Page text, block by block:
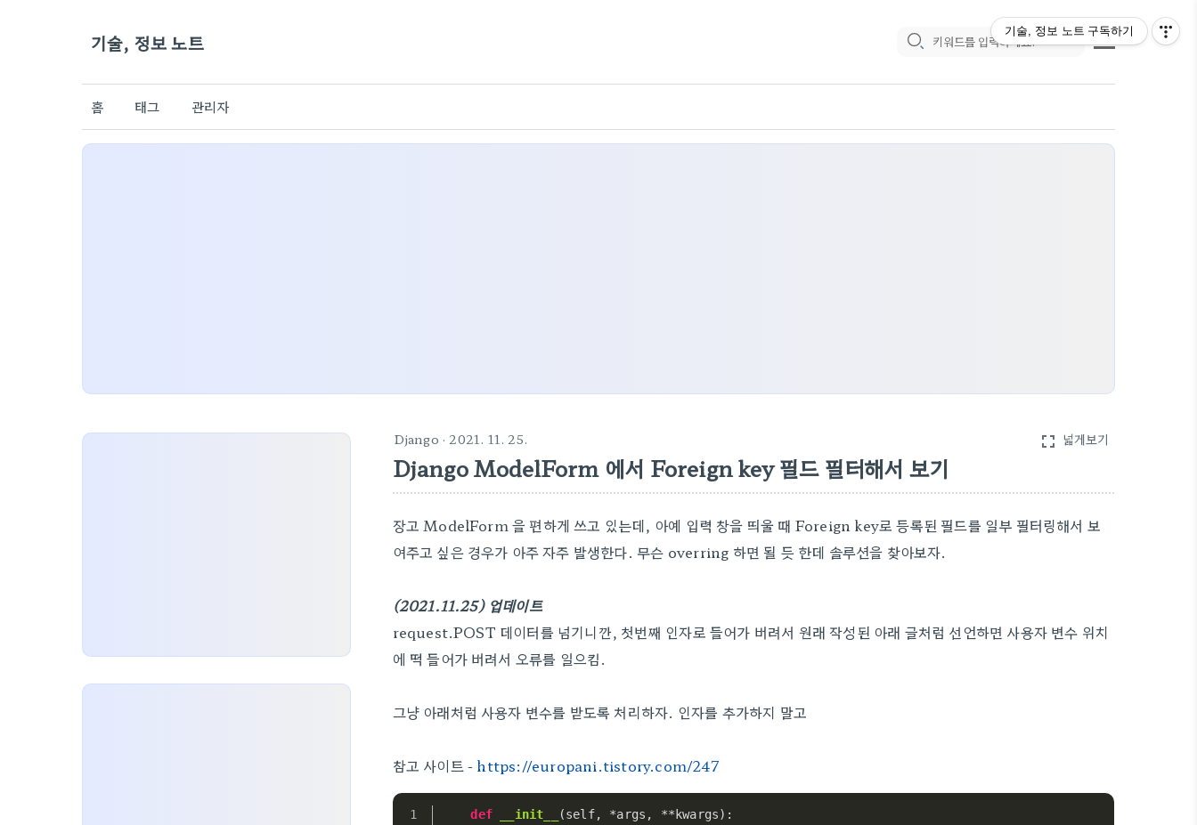
기술, 정보 노트
홈 태그 관리자
Django · 2021. 11. 25. fullscreen 넓게보기
Django ModelForm 에서 Foreign key 필드 필터해서 보기
장고 ModelForm 을 편하게 쓰고 있는데, 아예 입력 창을 띄울 때 Foreign key로 등록된 필드를 일부 필터링해서 보
여주고 싶은 경우가 아주 자주 발생한다. 무슨 overring 하면 될 듯 한데 솔루션을 찾아보자.
(2021.11.25) 업데이트
request.POST 데이터를 넘기니깐, 첫번째 인자로 들어가 버려서 원래 작성된 아래 글처럼 선언하면 사용자 변수 위치
에 떡 들어가 버려서 오류를 일으킴.
그냥 아래처럼 사용자 변수를 받도록 처리하자. 인자를 추가하지 말고
참고 사이트 - https://europani.tistory.com/247
def __init__ (self, *args, **kwargs):
기술, 정보 노트 구독하기